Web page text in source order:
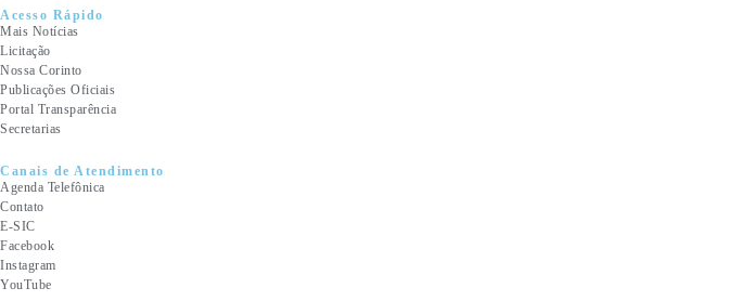
Acesso Rápido
Mais Notícias
Licitação
Nossa Corinto
Publicações Oficiais
Portal Transparência
Secretarias
Canais de Atendimento
Agenda Telefônica
Contato
E-SIC
Facebook
Instagram
YouTube